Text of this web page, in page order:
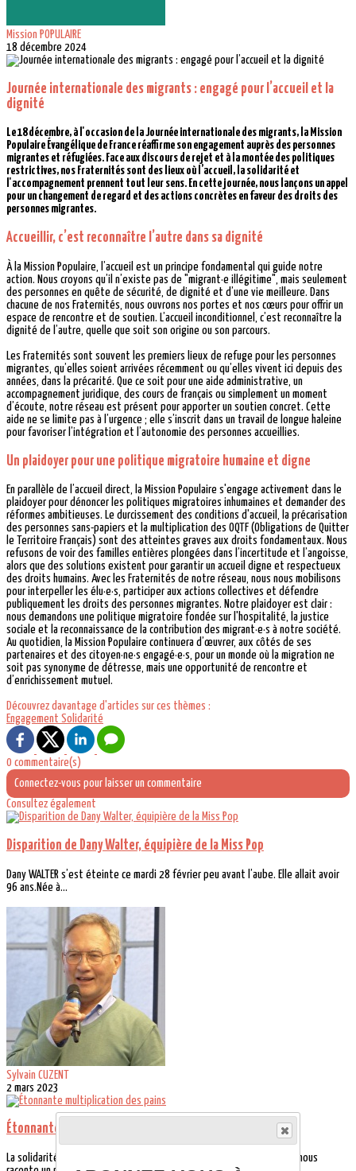
Mission POPULAIRE
18 décembre 2024
Journée internationale des migrants : engagé pour l’accueil et la
dignité
Le 18 décembre, à l'occasion de la Journée internationale des migrants, la Mission
Populaire Évangélique de France réaffirme son engagement auprès des personnes
migrantes et réfugiées. Face aux discours de rejet et à la montée des politiques
restrictives, nos Fraternités sont des lieux où l’accueil, la solidarité et
l'accompagnement prennent tout leur sens. En cette journée, nous lançons un appel
pour un changement de regard et des actions concrètes en faveur des droits des
personnes migrantes.
Accueillir, c’est reconnaître l’autre dans sa dignité
À la Mission Populaire, l’accueil est un principe fondamental qui guide notre
action. Nous croyons qu’il n’existe pas de "migrant·e illégitime", mais seulement
des personnes en quête de sécurité, de dignité et d’une vie meilleure. Dans
chacune de nos Fraternités, nous ouvrons nos portes et nos cœurs pour offrir un
espace de rencontre et de soutien. L’accueil inconditionnel, c’est reconnaître la
dignité de l’autre, quelle que soit son origine ou son parcours.
Les Fraternités sont souvent les premiers lieux de refuge pour les personnes
migrantes, qu’elles soient arrivées récemment ou qu’elles vivent ici depuis des
années, dans la précarité. Que ce soit pour une aide administrative, un
accompagnement juridique, des cours de français ou simplement un moment
d’écoute, notre réseau est présent pour apporter un soutien concret. Cette
aide ne se limite pas à l’urgence ; elle s’inscrit dans un travail de longue haleine
pour favoriser l’intégration et l’autonomie des personnes accueillies.
Un plaidoyer pour une politique migratoire humaine et digne
En parallèle de l’accueil direct, la Mission Populaire s'engage activement dans le
plaidoyer pour dénoncer les politiques migratoires inhumaines et demander des
réformes ambitieuses. Le durcissement des conditions d'accueil, la précarisation
des personnes sans-papiers et la multiplication des OQTF (Obligations de Quitter
le Territoire Français) sont des atteintes graves aux droits fondamentaux. Nous
refusons de voir des familles entières plongées dans l’incertitude et l’angoisse,
alors que des solutions existent pour garantir un accueil digne et respectueux
des droits humains. Avec les Fraternités de notre réseau, nous nous mobilisons
pour interpeller les élu·e·s, participer aux actions collectives et défendre
publiquement les droits des personnes migrantes. Notre plaidoyer est clair :
nous demandons une politique migratoire fondée sur l'hospitalité, la justice
sociale et la reconnaissance de la contribution des migrant·e·s à notre société.
Au quotidien, la Mission Populaire continuera d’œuvrer, aux côtés de ses
partenaires et des citoyen·ne·s engagé·e·s, pour un monde où la migration ne
soit pas synonyme de détresse, mais une opportunité de rencontre et
d’enrichissement mutuel.
Découvrez davantage d'articles sur ces thèmes :
Engagement Solidarité
0 commentaire(s)
Connectez-vous pour laisser un commentaire
Consultez également
Disparition de Dany Walter, équipière de la Miss Pop
Dany WALTER s’est éteinte ce mardi 28 février peu avant l’aube. Elle allait avoir
96 ans.Née à...
Sylvain CUZENT
2 mars 2023
Étonnante multiplication des pains
La solidarité est partout. Le président de la Miss Pop Sylvain Cuzent nous